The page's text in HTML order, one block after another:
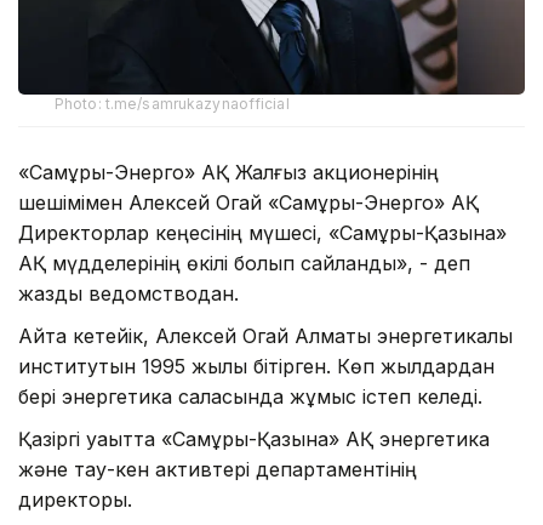
Photo: t.me/samrukazynaofficial
«Самұрық-Энерго» АҚ Жалғыз акционерінің
шешімімен Алексей Огай «Самұрық-Энерго» АҚ
Директорлар кеңесінің мүшесі, «Самұрық-Қазына»
АҚ мүдделерінің өкілі болып сайланды», - деп
жазды ведомстводан.
Айта кетейік, Алексей Огай Алматы энергетикалық
институтын 1995 жылы бітірген. Көп жылдардан
бері энергетика саласында жұмыс істеп келеді.
Қазіргі уақытта «Самұрық-Қазына» АҚ энергетика
және тау-кен активтері департаментінің
директоры.